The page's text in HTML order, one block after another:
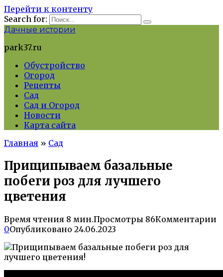
Перейти к контенту
Search for:
Дачные истории
park37.ru
Обустройство
Огород
Рецепты
Сад
Сад и Огород
Новости
Карта сайта
Главная » Сад
Прищипываем базальные
побеги роз для лучшего
цветения
Время чтения 8 мин.Просмотры 86Комментарии
0Опубликовано 24.06.2023